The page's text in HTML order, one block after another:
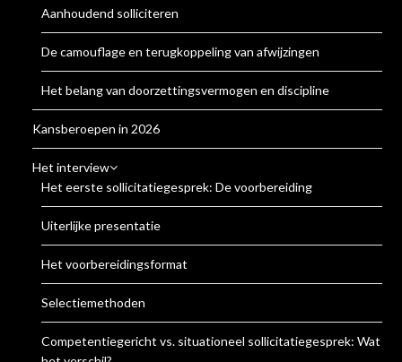
Aanhoudend solliciteren
De camouflage en terugkoppeling van afwijzingen
Het belang van doorzettingsvermogen en discipline
Kansberoepen in 2026
Het interview
Het eerste sollicitatiegesprek: De voorbereiding
Uiterlijke presentatie
Het voorbereidingsformat
Selectiemethoden
Competentiegericht vs. situationeel sollicitatiegesprek: Wat is